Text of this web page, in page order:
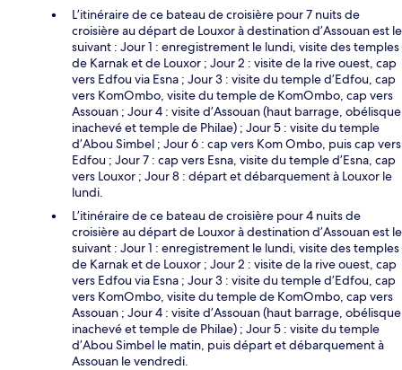
L’itinéraire de ce bateau de croisière pour 7 nuits de
croisière au départ de Louxor à destination d’Assouan est le
suivant : Jour 1 : enregistrement le lundi, visite des temples
de Karnak et de Louxor ; Jour 2 : visite de la rive ouest, cap
vers Edfou via Esna ; Jour 3 : visite du temple d’Edfou, cap
vers KomOmbo, visite du temple de KomOmbo, cap vers
Assouan ; Jour 4 : visite d’Assouan (haut barrage, obélisque
inachevé et temple de Philae) ; Jour 5 : visite du temple
d’Abou Simbel ; Jour 6 : cap vers Kom Ombo, puis cap vers
Edfou ; Jour 7 : cap vers Esna, visite du temple d’Esna, cap
vers Louxor ; Jour 8 : départ et débarquement à Louxor le
lundi.
L’itinéraire de ce bateau de croisière pour 4 nuits de
croisière au départ de Louxor à destination d’Assouan est le
suivant : Jour 1 : enregistrement le lundi, visite des temples
de Karnak et de Louxor ; Jour 2 : visite de la rive ouest, cap
vers Edfou via Esna ; Jour 3 : visite du temple d’Edfou, cap
vers KomOmbo, visite du temple de KomOmbo, cap vers
Assouan ; Jour 4 : visite d’Assouan (haut barrage, obélisque
inachevé et temple de Philae) ; Jour 5 : visite du temple
d’Abou Simbel le matin, puis départ et débarquement à
Assouan le vendredi.